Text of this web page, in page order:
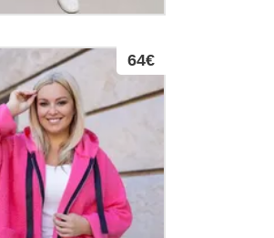
64€